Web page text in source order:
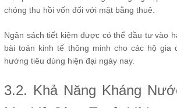
chóng thu hồi vốn đối với mặt bằng thuê.
Ngân sách tiết kiệm được có thể đầu tư vào
bài toán kinh tế thông minh cho các hộ gia
hướng tiêu dùng hiện đại ngày nay.
3.2. Khả Năng Kháng